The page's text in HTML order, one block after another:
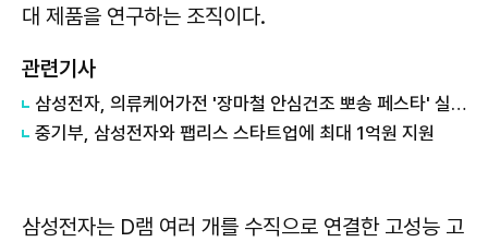
대 제품을 연구하는 조직이다.
관련기사
삼성전자, 의류케어가전 '장마철 안심건조 뽀송 페스타' 실시
중기부, 삼성전자와 팹리스 스타트업에 최대 1억원 지원
삼성전자는 D램 여러 개를 수직으로 연결한 고성능 고